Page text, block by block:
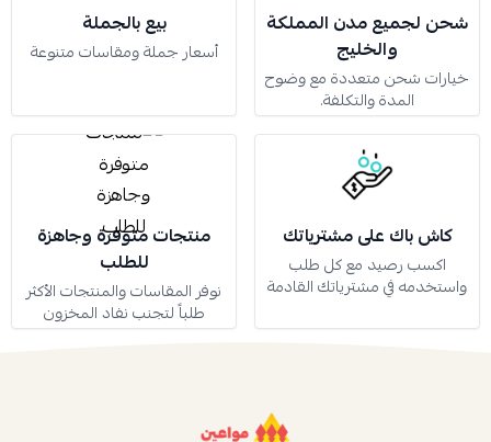
شحن لجميع مدن المملكة
والخليج
خيارات شحن متعددة مع وضوح
المدة والتكلفة.
بيع بالجملة
أسعار جملة ومقاسات متنوعة
كاش باك على مشترياتك
اكسب رصيد مع كل طلب
واستخدمه في مشترياتك القادمة
منتجات متوفرة وجاهزة
للطلب
نوفر المقاسات والمنتجات الأكثر
طلباً لتجنب نفاد المخزون